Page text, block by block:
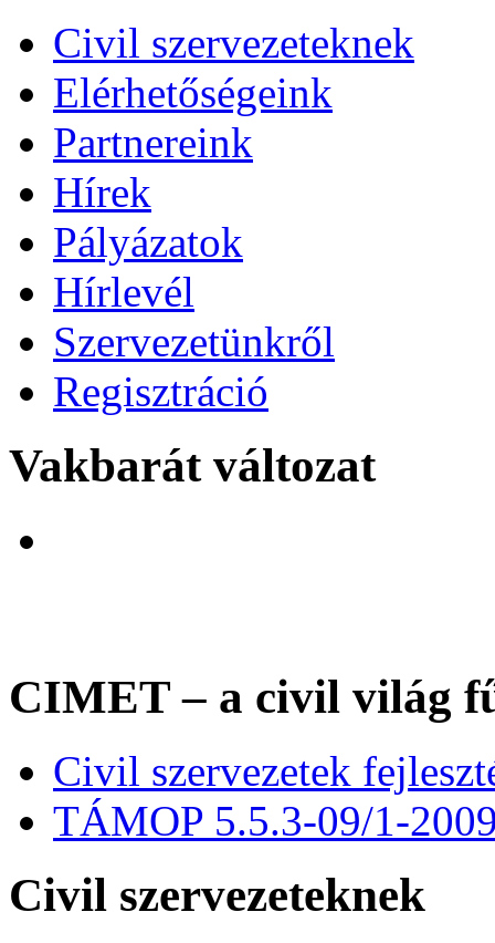
Civil szervezeteknek
Elérhetőségeink
Partnereink
Hírek
Pályázatok
Hírlevél
Szervezetünkről
Regisztráció
Vakbarát változat
CIMET – a civil világ
Civil szervezetek
TÁMOP 5.5.3-09/1-
Civil szervezeteknek